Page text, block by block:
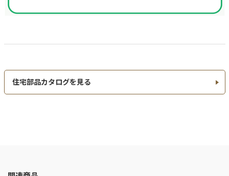
住宅部品カタログを見る